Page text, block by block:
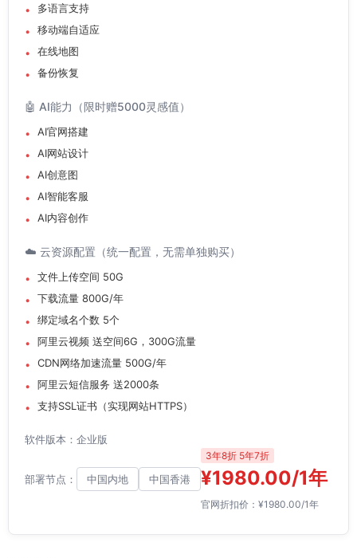
多语言支持
移动端自适应
在线地图
备份恢复
🤖 AI能力（限时赠5000灵感值）
AI官网搭建
AI网站设计
AI创意图
AI智能客服
AI内容创作
☁️ 云资源配置（统一配置，无需单独购买）
文件上传空间 50G
下载流量 800G/年
绑定域名个数 5个
阿里云视频 送空间6G，300G流量
CDN网络加速流量 500G/年
阿里云短信服务 送2000条
支持SSL证书（实现网站HTTPS）
软件版本：企业版
部署节点： 中国内地 中国香港
3年8折 5年7折
¥1980.00/1年
官网折扣价：¥1980.00/1年